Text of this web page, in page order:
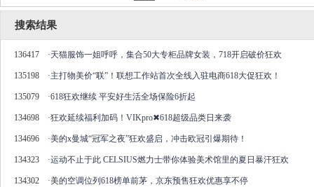
搜索结果
136417 ·天猫服饰一姐呼呼，集合50大专柜品牌女装，718开启破价狂欢
135198 ·主打物美价“联”！联想工作站首次全线入驻电商618大促狂欢！
135079 ·618狂欢继续 平安好生活全场保险6折起
134698 ·狂欢延续福利加码！VIKpro✖618超级品类日来袭
134696 ·美的x曼城“冠军之夜”狂欢盛启，冲击欧冠引爆期待！
134323 ·运动不止于此 CELSIUS燃力士带你体验美术馆里的夏日暴汗狂欢
134302 ·美的空调位列618榜单前茅，京东预售狂欢优惠享不停